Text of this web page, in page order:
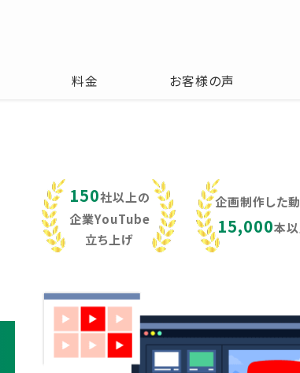
料金 お客様の声
150社以上の
企業YouTube
立ち上げ
企画制作した
15,000本